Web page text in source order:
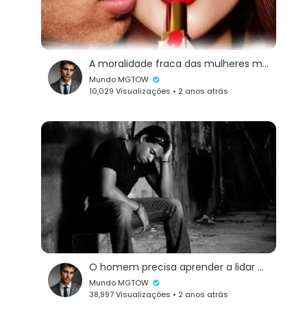
A moralidade fraca das mulheres modernas
Mundo MGTOW
10,029 Visualizações • 2 anos atrás
O homem precisa aprender a lidar com a sua desvalorização
Mundo MGTOW
38,997 Visualizações • 2 anos atrás